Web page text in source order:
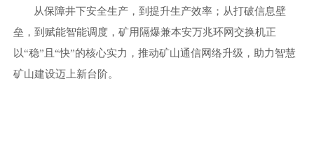
从保障井下安全生产，到提升生产效率；从打破信息壁
垒，到赋能智能调度，矿用隔爆兼本安万兆环网交换机正
以“稳”且“快”的核心实力，推动矿山通信网络升级，助力智慧
矿山建设迈上新台阶。